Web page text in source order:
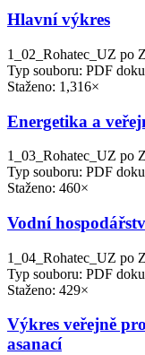
Hlavní výkres
1_02_Rohatec_UZ po
Typ souboru: PDF
Staženo: 1,316×
Energetika a
1_03_Rohatec_UZ po
Typ souboru: PDF
Staženo: 460×
Vodní
1_04_Rohatec_UZ po
Typ souboru: PDF
Staženo: 429×
Výkres veřejně
asanací